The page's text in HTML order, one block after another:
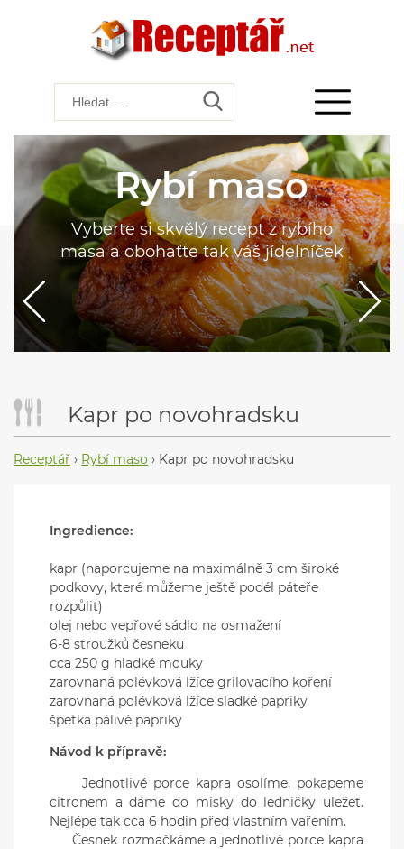
Rybí maso
Vyberte si skvělý recept z rybího
masa a obohaťte tak váš jídelníček
Kapr po novohradsku
Receptář › Rybí maso › Kapr po novohradsku
Ingredience:
kapr (naporcujeme na maximálně 3 cm široké
podkovy, které můžeme ještě podél páteře
rozpůlit)
olej nebo vepřové sádlo na osmažení
6-8 stroužků česneku
cca 250 g hladké mouky
zarovnaná polévková lžíce grilovacího koření
zarovnaná polévková lžíce sladké papriky
špetka pálivé papriky
Návod k přípravě:
Jednotlivé porce kapra osolíme, pokapeme
citronem a dáme do misky do ledničky uležet.
Nejlépe tak cca 6 hodin před vlastním vařením.
Česnek rozmačkáme a jednotlivé porce kapra